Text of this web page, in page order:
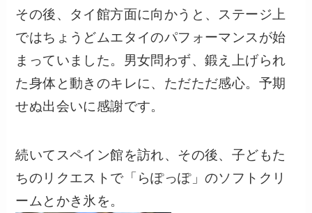
その後、タイ館方面に向かうと、ステージ上
ではちょうどムエタイのパフォーマンスが始
まっていました。男女問わず、鍛え上げられ
た身体と動きのキレに、ただただ感心。予期
せぬ出会いに感謝です。
続いてスペイン館を訪れ、その後、子どもた
ちのリクエストで「らぽっぽ」のソフトクリ
ームとかき氷を。